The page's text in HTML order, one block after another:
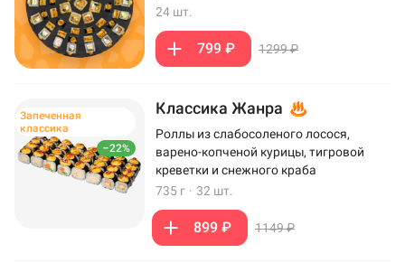
24 шт.
799 ₽ 1299 ₽
–22%
Запеченная
классика
Классика Жанра
Роллы из слабосоленого лосося,
варено-копченой курицы, тигровой
креветки и снежного краба
735 г · 32 шт.
899 ₽ 1149 ₽